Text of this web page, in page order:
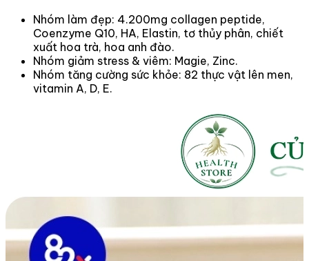
Nhóm làm đẹp: 4.200mg collagen peptide,
Coenzyme Q10, HA, Elastin, tơ thủy phân, chiết
xuất hoa trà, hoa anh đào.
Nhóm giảm stress & viêm: Magie, Zinc.
Nhóm tăng cường sức khỏe: 82 thực vật lên men,
vitamin A, D, E.